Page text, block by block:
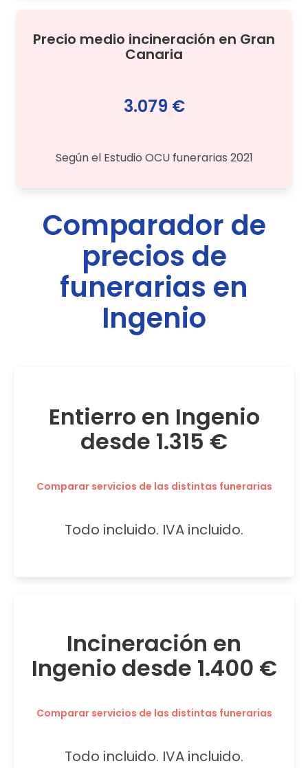
Precio medio incineración en Gran
Canaria
3.079 €
Según el Estudio OCU funerarias 2021
Comparador de
precios de
funerarias en
Ingenio
Entierro en Ingenio
desde 1.315 €
Comparar servicios de las distintas funerarias
Todo incluido. IVA incluido.
Incineración en
Ingenio desde 1.400 €
Comparar servicios de las distintas funerarias
Todo incluido. IVA incluido.